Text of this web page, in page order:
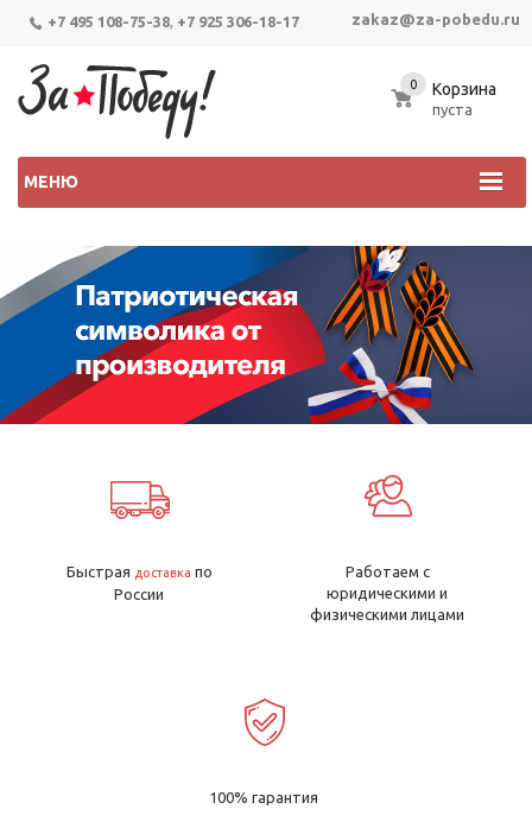
zakaz@za-pobedu.ru
+7 495 108-75-38 +7 925 306-18-17
МЕНЮ
0 Корзина
пуста
Быстрая доставка по
России
Работаем с
юридическими и
физическими лицами
100% гарантия